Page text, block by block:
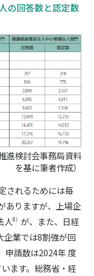
の回答数と認定数
進検討会事務局資料
を基に筆者作成）
されるためには毎
ありますが、上場企
人8）が、また、日経
企業では8割強が回
申請数は2024年 度
ます。総務省・経